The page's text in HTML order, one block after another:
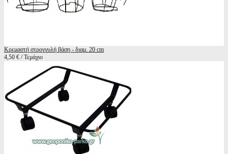
Κρεμαστή στρογγυλή βάση - διαμ. 20 cm
4,50 € / Τεμάχιο